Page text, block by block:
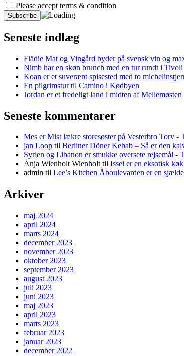
Please accept terms & condition
Seneste indlæg
Flädie Mat og Vingård byder på svensk vin og
Nimb har en skøn brunch med en tur rundt i Tivoli
Koan er et suverænt spisested med to
En pilgrimstur til Camino i Kødbyen
Jordan er et fredeligt land i midten af Mellemøsten
Seneste kommentarer
Mes er Mist lækre storesøster på Vesterbro Torv -
jan Loop til Berliner Döner Kebab – Så er den
Syrien og Libanon er smukke oversete rejsemål -
Anja Wienholt Wienholttil Issei er en eksotisk
admin til Lee’s Kitchen Åboulevarden er en
Arkiver
maj 2024
april 2024
marts 2024
december 2023
november 2023
oktober 2023
september 2023
august 2023
juli 2023
juni 2023
maj 2023
april 2023
marts 2023
februar 2023
januar 2023
december 2022